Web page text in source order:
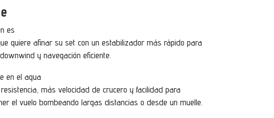
es
quiere afinar su set con un estabilizador más rápido para
y navegación eficiente.
en el agua
más velocidad de crucero y facilidad para
el vuelo bombeando largas distancias o desde un muelle.